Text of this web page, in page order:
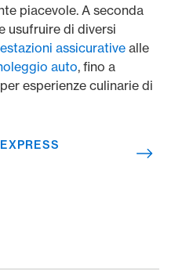
piacevole. A seconda
usufruire di diversi
assicurative alle
auto, fino a
per esperienze culinarie di